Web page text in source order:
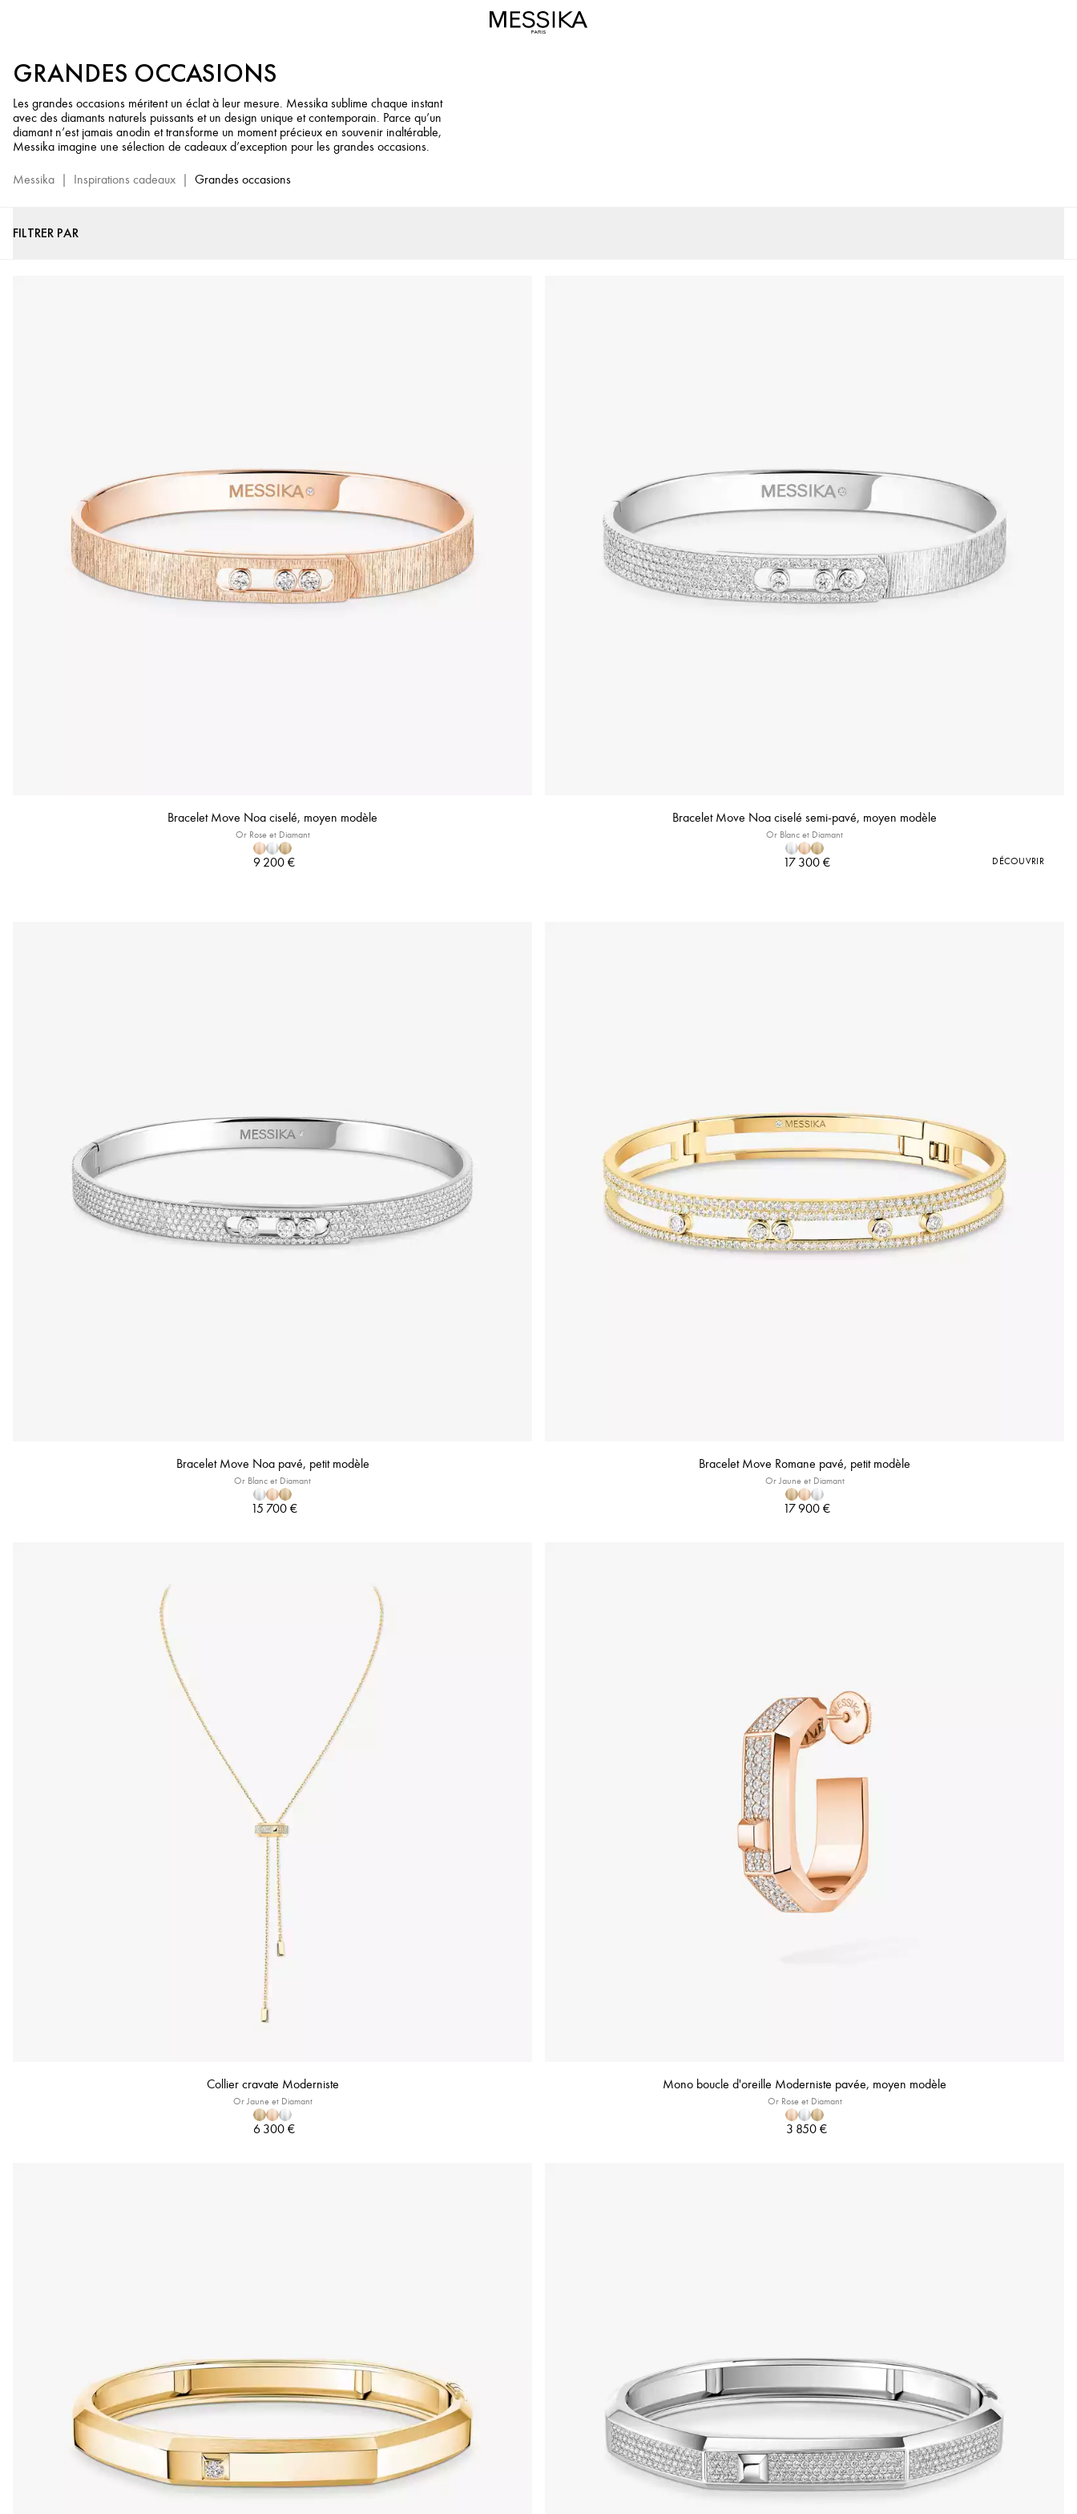
pour
Grandes
occasions
Sélection
GRANDES OCCASIONS
Les grandes occasions méritent un éclat à leur mesure. Messika sublime chaque instant
avec des diamants naturels puissants et un design unique et contemporain. Parce qu’un
diamant n’est jamais anodin et transforme un moment précieux en souvenir inaltérable,
Messika imagine une sélection de cadeaux d’exception pour les grandes occasions.
Messika | Inspirations cadeaux | Grandes occasions
FILTRER PAR
Bracelet Move Noa ciselé, moyen modèle
Or Rose et Diamant
9 200 €
Bracelet Move Noa ciselé semi-pavé, moyen modèle
Or Blanc et Diamant
17 300 € DÉCOUVRIR
Bracelet Move Noa pavé, petit modèle
Or Blanc et Diamant
15 700 €
Bracelet Move Romane pavé, petit modèle
Or Jaune et Diamant
17 900 €
Collier cravate Moderniste
Or Jaune et Diamant
6 300 €
Mono boucle d'oreille Moderniste pavée, moyen modèle
Or Rose et Diamant
3 850 €